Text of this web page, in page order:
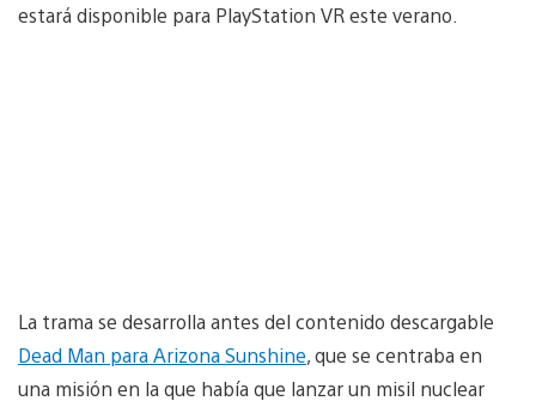
estará disponible para PlayStation VR este verano.
La trama se desarrolla antes del contenido descargable
Dead Man para Arizona Sunshine, que se centraba en
una misión en la que había que lanzar un misil nuclear